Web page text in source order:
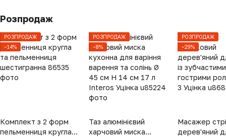
Розпродаж
РОЗПРОДАЖ
−14%
Комплект з 2 форм
пельменниця кругла
РОЗПРОДАЖ
−8%
Таз алюмінієвий
харчовий миска
РОЗПРОДАЖ
−29%
Масажер
дерев'яний